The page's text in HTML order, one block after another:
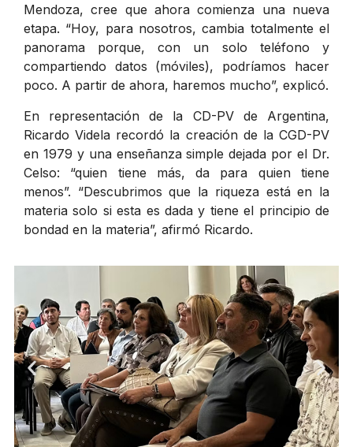
Mendoza, cree que ahora comienza una nueva
etapa. “Hoy, para nosotros, cambia totalmente el
panorama porque, con un solo teléfono y
compartiendo datos (móviles), podríamos hacer
poco. A partir de ahora, haremos mucho”, explicó.
En representación de la CD-PV de Argentina,
Ricardo Videla recordó la creación de la CGD-PV
en 1979 y una enseñanza simple dejada por el Dr.
Celso: “quien tiene más, da para quien tiene
menos”. “Descubrimos que la riqueza está en la
materia solo si esta es dada y tiene el principio de
bondad en la materia”, afirmó Ricardo.